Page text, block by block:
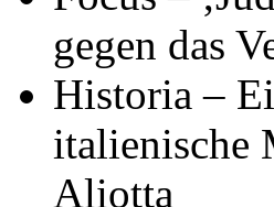
gegen das
Historia –
italienische
Aliotta